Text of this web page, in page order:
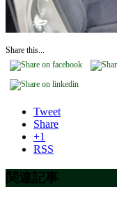
Share this...
Tweet
Share
+1
RSS
関連記事